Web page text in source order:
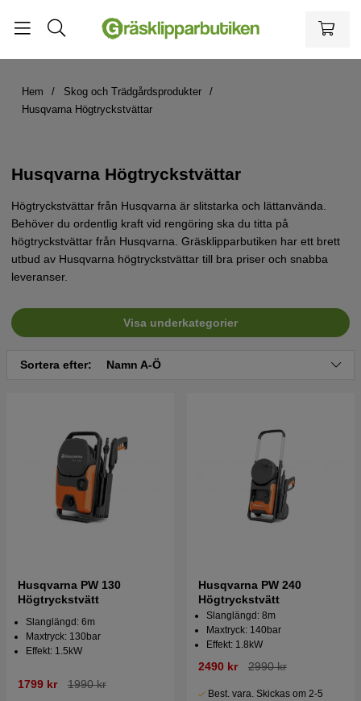
Hem
Skog och Trädgårdsprodukter
Husqvarna Högtryckstvättar
Husqvarna Högtryckstvättar
Högtryckstvättar från Husqvarna är slitstarka och lättanvända.
Behöver du ordentlig kraft vid rengöring ska du titta på
högtryckstvättar från Husqvarna. Gräsklipparbutiken har ett brett
utbud av Husqvarna högtryckstvättar till bra priser och snabba
leveranser.
Visa underkategorier
Sortera efter: Namn A-Ö
Husqvarna PW 130
Högtryckstvätt
Slanglängd: 6m
Maxtryck: 130bar
Effekt: 1.5kW
1799 kr 1990 kr
Husqvarna PW 240
Högtryckstvätt
Slanglängd: 8m
Maxtryck: 140bar
Effekt: 1.8kW
2490 kr 2990 kr
Best. vara. Skickas om 2-5